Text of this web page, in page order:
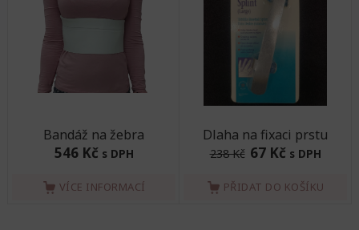
Bandáž na žebra
546 Kč s DPH
VÍCE INFORMACÍ
Dlaha na fixaci prstu
238 Kč 67 Kč s DPH
PŘIDAT DO KOŠÍKU